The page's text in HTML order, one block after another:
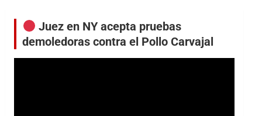
Juez en NY acepta pruebas
demoledoras contra el Pollo Carvajal